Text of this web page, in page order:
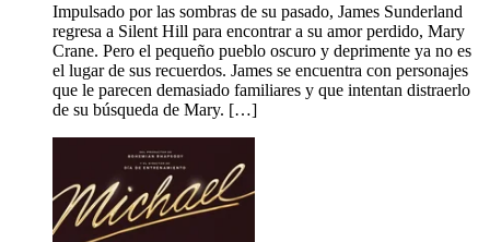
Impulsado por las sombras de su pasado, James Sunderland
regresa a Silent Hill para encontrar a su amor perdido, Mary
Crane. Pero el pequeño pueblo oscuro y deprimente ya no es
el lugar de sus recuerdos. James se encuentra con personajes
que le parecen demasiado familiares y que intentan distraerlo
de su búsqueda de Mary. […]